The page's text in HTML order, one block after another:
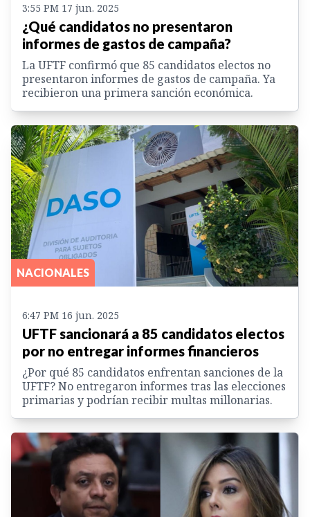
3:55 PM 17 jun. 2025
¿Qué candidatos no presentaron
informes de gastos de campaña?
La UFTF confirmó que 85 candidatos electos no
presentaron informes de gastos de campaña. Ya
recibieron una primera sanción económica.
NACIONALES
6:47 PM 16 jun. 2025
UFTF sancionará a 85 candidatos electos
por no entregar informes financieros
¿Por qué 85 candidatos enfrentan sanciones de la
UFTF? No entregaron informes tras las elecciones
primarias y podrían recibir multas millonarias.